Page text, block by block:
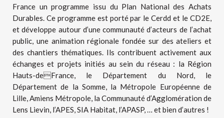
France un programme issu du Plan National des Achats
Durables. Ce programme est porté par le Cerdd et le CD2E,
et développe autour d’une communauté d’acteurs de l’achat
public, une animation régionale fondée sur des ateliers et
des chantiers thématiques. Ils contribuent activement aux
échanges et projets initiés au sein du réseau : la Région
Hauts-deFrance, le Département du Nord, le
Département de la Somme, la Métropole Européenne de
Lille, Amiens Métropole, la Communauté d’Agglomération de
Lens Lievin, l’APES, SIA Habitat, l’APASP, … et bien d’autres !